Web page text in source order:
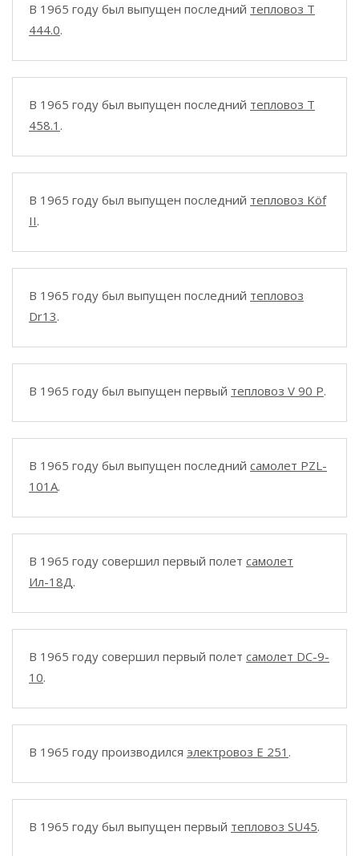
В 1965 году был выпущен последний тепловоз T
444.0.
В 1965 году был выпущен последний тепловоз T
458.1 .
В 1965 году был выпущен последний тепловоз Köf
II.
В 1965 году был выпущен последний тепловоз
Dr13.
В 1965 году был выпущен первый тепловоз V 90 P.
В 1965 году был выпущен последний самолет PZL-
101A.
В 1965 году совершил первый полет самолет
Ил-18Д.
В 1965 году совершил первый полет самолет DC-9-
10.
В 1965 году производился электровоз E 251 .
В 1965 году был выпущен первый тепловоз SU45.